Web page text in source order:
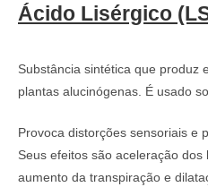
Ácido Lisérgico
Substância sintética que produz
plantas alucinógenas. É usado
Provoca distorções sensoriais e
Seus efeitos são aceleração dos
aumento da transpiração e